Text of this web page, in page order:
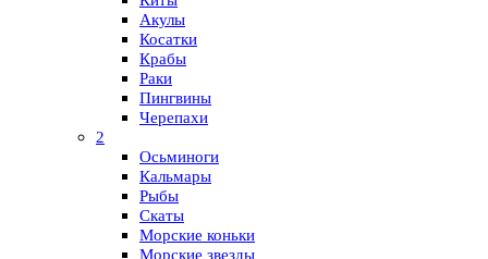
Акулы
Косатки
Крабы
Раки
Пингвины
Черепахи
2
Осьминоги
Кальмары
Рыбы
Скаты
Морские коньки
Морские звезды